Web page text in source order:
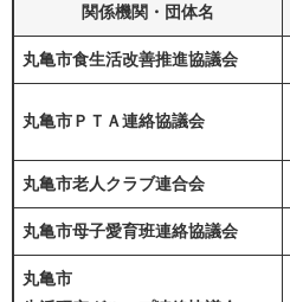
関係機関・団体名
丸亀市食生活改善推進協議会
丸亀市ＰＴＡ連絡協議会
丸亀市老人クラブ連合会
丸亀市母子愛育班連絡協議会
丸亀市